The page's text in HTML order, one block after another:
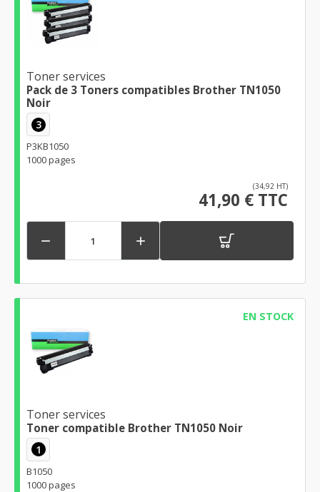
Toner services
Pack de 3 Toners compatibles Brother TN1050
Noir
3
P3KB1050
1000 pages
(34,92 HT)
41,90 € TTC
 
EN STOCK
Toner services
Toner compatible Brother TN1050 Noir
1
B1050
1000 pages